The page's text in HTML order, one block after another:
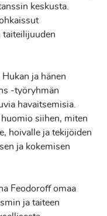
keskusta.
taiteilijuuden
ja hänen
-työryhmän
havaitsemisia.
siihen, miten
hoivalle ja tekijöiden
ja kokemisen
Feodoroff omaa
ja taiteen